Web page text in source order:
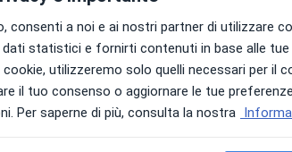
Oggi
9 Ago
Domani
10 Ago
consenti a noi e ai nostri partner di utilizzare
statistici e fornirti contenuti in base alle tue
utilizzeremo solo quelli necessari per il
il tuo consenso o aggiornare le tue
Per saperne di più, consulta la nostra